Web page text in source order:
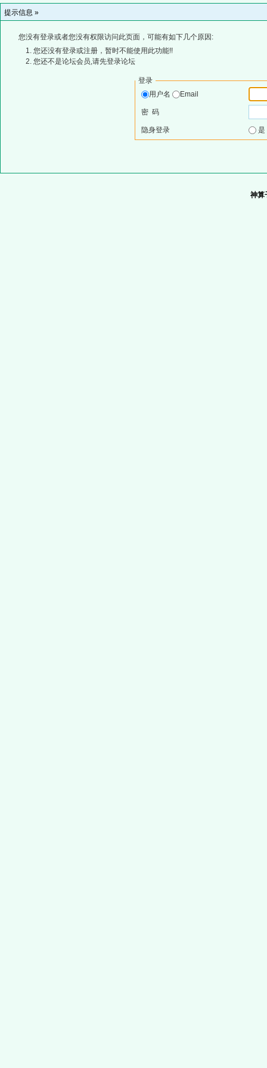
提示信息 »
您没有登录或者您没有权限访问此页面，可能有如下几个原因:
您还没有登录或注册，暂时不能使用此功能!!
您还不是论坛会员,请先登录论坛
登录
用户名
Email
密 码
隐身登录
神算